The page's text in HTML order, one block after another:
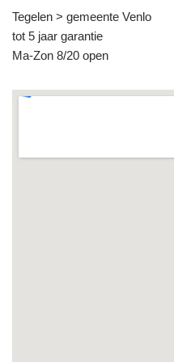
Tegelen > gemeente Venlo
tot 5 jaar garantie
Ma-Zon 8/20 open